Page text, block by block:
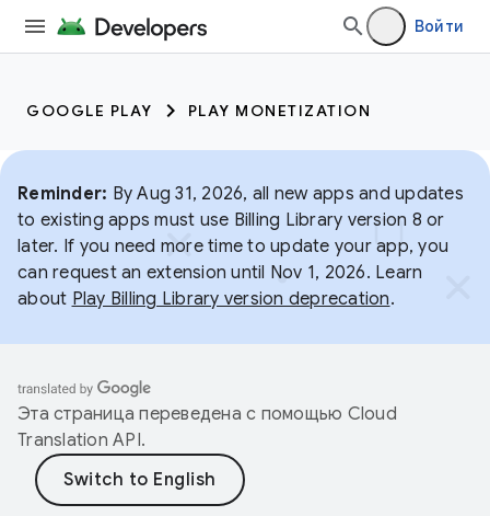
Войти
GOOGLE PLAY PLAY MONETIZATION
Reminder: By Aug 31, 2026, all new apps and updates
to existing apps must use Billing Library version 8 or
later. If you need more time to update your app, you
can request an extension until Nov 1, 2026. Learn
about Play Billing Library version deprecation.
Эта страница переведена с помощью Cloud
Translation API.